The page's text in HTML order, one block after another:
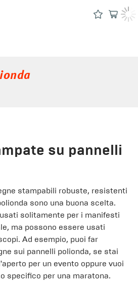
su pannelli
stampabili robuste, resistenti
sono una buona scelta.
solitamente per i manifesti
ma possono essere usati
Ad esempio, puoi far
sui pannelli polionda, se stai
per un evento oppure vuoi
specifico per una maratona.